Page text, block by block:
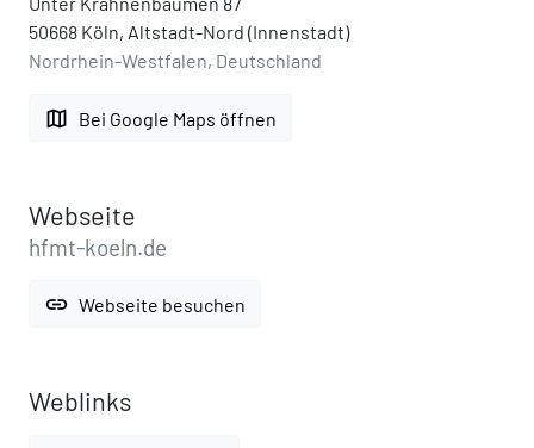
50668 Köln, Altstadt-Nord (Innenstadt)
Nordrhein-Westfalen, Deutschland
map Bei Google Maps öffnen
Webseite
hfmt-koeln.de
link Webseite besuchen
Weblinks